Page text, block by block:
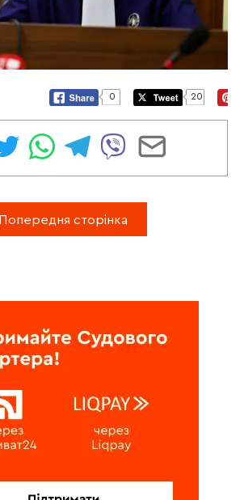
0 20
Попередня сторінка